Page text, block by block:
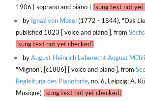
1906 [ soprano and piano ] [sung text not yet
by Ignaz von Mosel(1772 - 1844), "Das
published 1823 [ voice and piano ], from
[sung text not yet checked]
byAugust Heinrich Leberecht August
"Mignon", [c1806] [ voice and piano ], from
Begleitung des Pianoforte, no. 6, Leipzig: A.
Musique) [sung text not yet checked]